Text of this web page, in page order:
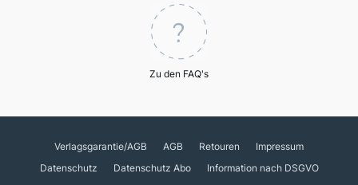
Zu den FAQ's
Verlagsgarantie/AGB AGB Retouren
Impressum
Datenschutz
Datenschutz Abo
Information nach DSGVO